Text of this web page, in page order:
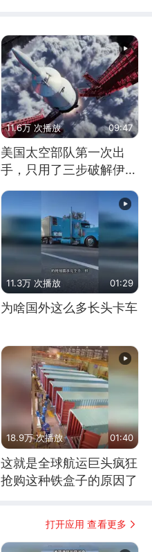
11.6万 次播放 09:47
美国太空部队第一次出
手，只用了三步破解伊朗
防空
11.3万 次播放 01:29
为啥国外这么多长头卡车
18.9万 次播放 01:40
这就是全球航运巨头疯狂
抢购这种铁盒子的原因了
打开应用 查看更多